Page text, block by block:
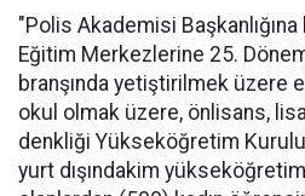
"Polis Akademisi
Eğitim Merkezlerine 25.
branşında yetiştirilmek üzere
okul olmak üzere, önlisans,
denkliği Yükseköğretim
yurt dışındakim